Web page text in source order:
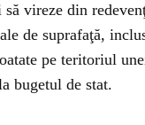
vireze din
de suprafaţă,
pe teritoriul
bugetul de stat.